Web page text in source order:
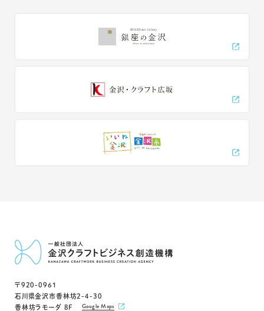
〒920-0961
石川県金沢市香林坊2-4-30
香林坊ラモーダ 8F
Google Maps